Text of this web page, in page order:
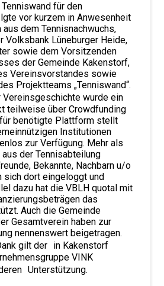
für den
vor kurzem in Anwesenheit
dem Tennisnachwuchs,
Volksbank Lüneburger Heide,
sowie dem Vorsitzenden
der Gemeinde Kakenstorf,
Vereinsvorstandes sowie
Projektteams „Tenniswand“.
Vereinsgeschichte wurde ein
teilweise über Crowdfunding
benötigte Plattform stellt
Institutionen
zur Verfügung. Mehr als
der Tennisabteilung
Bekannte, Nachbarn u/o
sich dort eingeloggt und
dazu hat die VBLH quotal mit
das
Auch die Gemeinde
Gesamtverein haben zur
nennenswert beigetragen.
gilt der in Kakenstorf
VINK
Unterstützung.